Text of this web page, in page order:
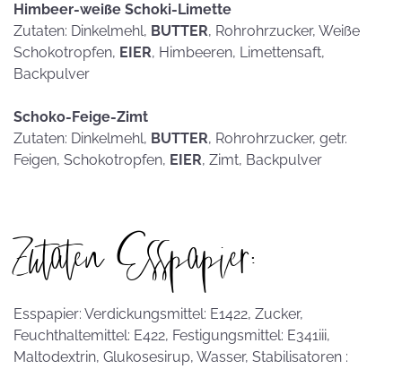
Himbeer-weiße Schoki-Limette
Zutaten: Dinkelmehl, BUTTER, Rohrohrzucker, Weiße
Schokotropfen, EIER, Himbeeren, Limettensaft,
Backpulver
Schoko-Feige-Zimt
Zutaten: Dinkelmehl, BUTTER, Rohrohrzucker, getr.
Feigen, Schokotropfen, EIER, Zimt, Backpulver
Zutaten Esspapier:
Esspapier: Verdickungsmittel: E1422, Zucker,
Feuchthaltemittel: E422, Festigungsmittel: E341iii,
Maltodextrin, Glukosesirup, Wasser, Stabilisatoren :